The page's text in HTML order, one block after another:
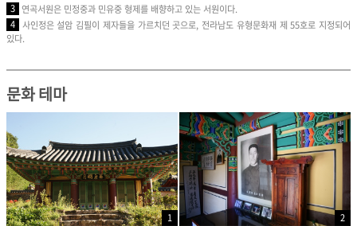
3 연곡서원은 민정중과 민유중 형제를 배향하고 있는 서원이다.
4 사인정은 설암 김필이 제자들을 가르치던 곳으로, 전라남도 유형문화재 제 55호로 지정되어
있다.
문화 테마
1
2